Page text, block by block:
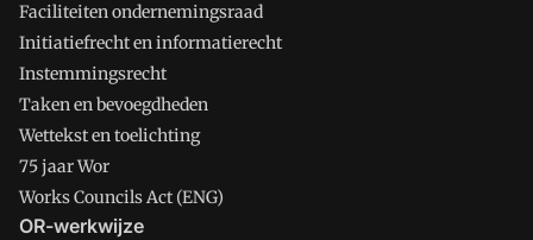
Faciliteiten ondernemingsraad
Initiatiefrecht en informatierecht
Instemmingsrecht
Taken en bevoegdheden
Wettekst en toelichting
75 jaar Wor
Works Councils Act (ENG)
OR-werkwijze